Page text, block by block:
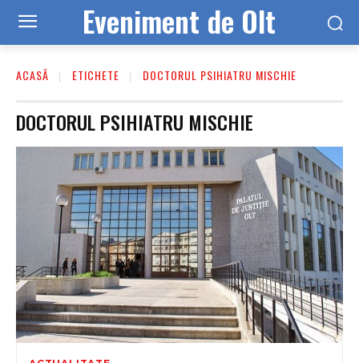
Eveniment de Olt
ACASĂ ETICHETE DOCTORUL PSIHIATRU MISCHIE
DOCTORUL PSIHIATRU MISCHIE